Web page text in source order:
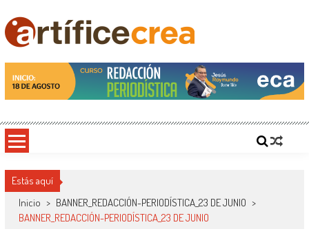
contenido
Artificecrea
Blog de Artífice Comunicadores, elaboramos contenidos periodísticos y editoriales en
diversos formatos, capacitamos en temas de comunicación y educación.
Estás aquí
Inicio > BANNER_REDACCIÓN-PERIODÍSTICA_23 DE JUNIO >
BANNER_REDACCIÓN-PERIODÍSTICA_23 DE JUNIO